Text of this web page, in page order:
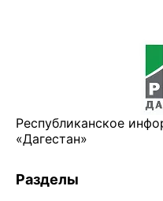
Республиканское
«Дагестан»
Разделы